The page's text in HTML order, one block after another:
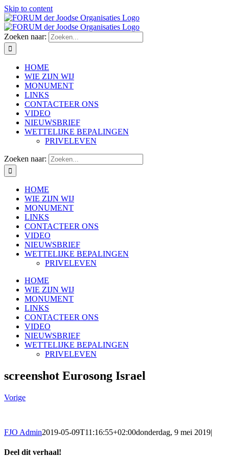
Skip to content
Zoeken naar:
HOME
WIE ZIJN WIJ
MONUMENT
LINKS
CONTACTEER ONS
VIDEO
NIEUWSBRIEF
WETTELIJKE BEPALINGEN
PRIVELEVEN
Zoeken naar:
HOME
WIE ZIJN WIJ
MONUMENT
LINKS
CONTACTEER ONS
VIDEO
NIEUWSBRIEF
WETTELIJKE BEPALINGEN
PRIVELEVEN
HOME
WIE ZIJN WIJ
MONUMENT
LINKS
CONTACTEER ONS
VIDEO
NIEUWSBRIEF
WETTELIJKE BEPALINGEN
PRIVELEVEN
screenshot Eurosong Israel
Vorige
FJO Admin2019-05-09T11:16:55+02:00donderdag, 9 mei 2019|
Deel dit verhaal!